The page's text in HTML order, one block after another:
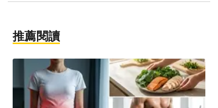
推薦閱讀